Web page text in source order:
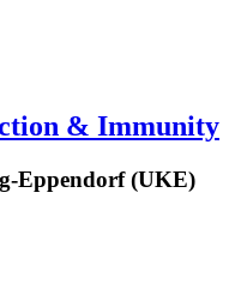
& Immunity
Eppendorf (UKE)